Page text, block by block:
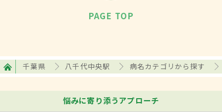
PAGE TOP
千葉県 八千代中央駅 病名カテゴリから探す
悩みに寄り添うアプローチ